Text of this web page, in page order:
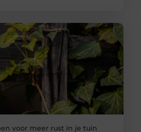
voor meer rust in je tuin